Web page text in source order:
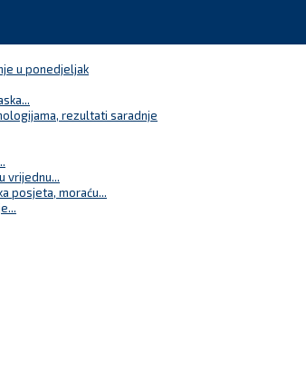
u ponedjeljak
rezultati saradnje
vrijednu...
posjeta, moraću...